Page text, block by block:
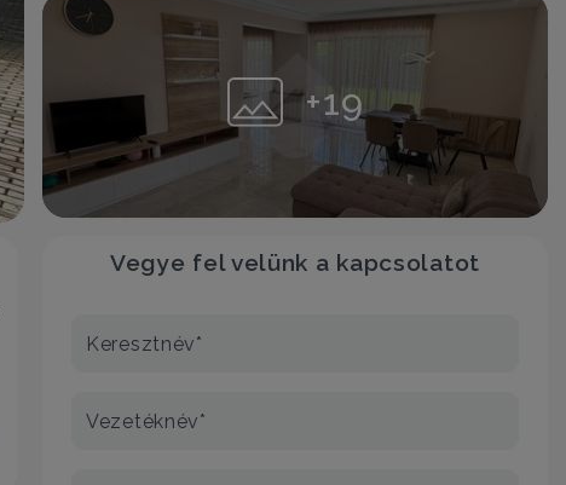
+19
Vegye fel velünk a kapcsolatot
Keresztnév*
Vezetéknév*